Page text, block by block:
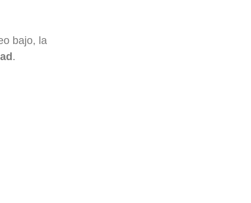
bajo, la
.